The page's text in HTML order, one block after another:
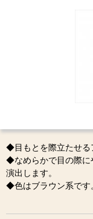
◆目もとを際立たせる
◆なめらかで目の際に
演出します。
◆色はブラウン系です